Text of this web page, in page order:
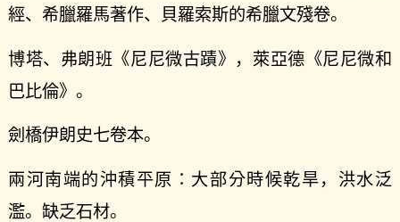
經、希臘羅馬著作、貝羅索斯的希臘文殘卷。
博塔、弗朗班《尼尼微古蹟》，萊亞德《尼尼微和
巴比倫》。
劍橋伊朗史七卷本。
兩河南端的沖積平原：大部分時候乾旱，洪水泛
濫。缺乏石材。